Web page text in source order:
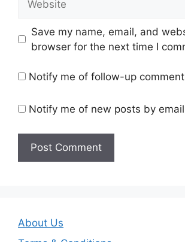
Save my name, email, and
browser for the next time I
Notify me of follow-up
Notify me of new posts by
About Us